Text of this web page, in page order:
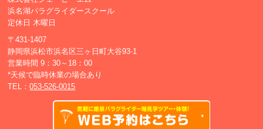
浜名湖パラグライダースクール
定休日 木曜日
〒431-1407
静岡県浜松市浜名区三ヶ日町大谷93-1
営業時間 9：30～18：00
*天候で臨時休業の場合あり
TEL：053-526-0015